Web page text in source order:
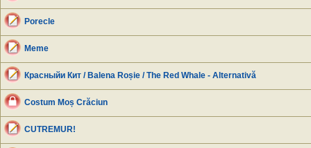
Porecle
Meme
Красныйи Кит / Balena Roșie / The Red Whale - Alternativă
Costum Moș Crăciun
CUTREMUR!